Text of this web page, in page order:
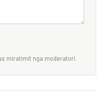
miratimit nga moderatori.